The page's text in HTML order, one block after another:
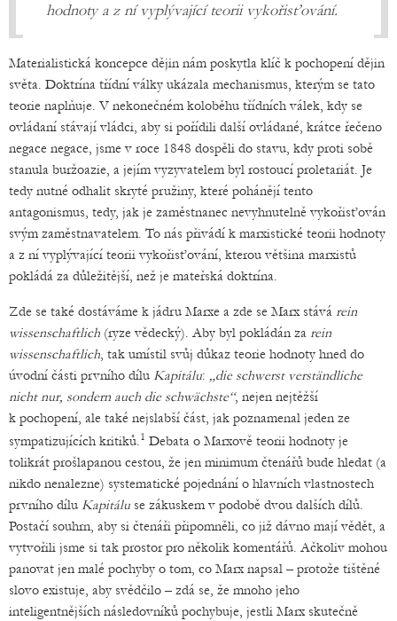
hodnoty a z ní vyplývající teorii vykořisťování.
Materialistická koncepce dějin nám poskytla klíč k pochopení dějin
světa. Doktrína třídní války ukázala mechanismus, kterým se tato
teorie naplňuje. V nekonečném koloběhu třídních válek, kdy se
ovládaní stávají vládci, aby si pořídili další ovládané, krátce řečeno
negace negace, jsme v roce 1848 dospěli do stavu, kdy proti sobě
stanula buržoazie, a jejím vyzyvatelem byl rostoucí proletariát. Je
tedy nutné odhalit skryté pružiny, které pohánějí tento
antagonismus, tedy, jak je zaměstnanec nevyhnutelně vykořisťován
svým zaměstnavatelem. To nás přivádí k marxistické teorii hodnoty
a z ní vyplývající teorii vykořisťování, kterou většina marxistů
pokládá za důležitější, než je mateřská doktrína.
Zde se také dostáváme k jádru Marxe a zde se Marx stává rein
wissenschaftlich (ryze vědecký). Aby byl pokládán za rein
wissenschaftlich, tak umístil svůj důkaz teorie hodnoty hned do
úvodní části prvního dílu Kapitálu: „die schwerst verständliche
nicht nur, sondern auch die schwächste“, nejen nejtěžší
k pochopení, ale také nejslabší část, jak poznamenal jeden ze
sympatizujících kritiků.1 Debata o Marxově teorii hodnoty je
tolikrát prošlapanou cestou, že jen minimum čtenářů bude hledat (a
nikdo nenalezne) systematické pojednání o hlavních vlastnostech
prvního dílu Kapitálu se zákuskem v podobě dvou dalších dílů.
Postačí souhrn, aby si čtenáři připomněli, co již dávno mají vědět, a
vytvořili jsme si tak prostor pro několik komentářů. Ačkoliv mohou
panovat jen malé pochyby o tom, co Marx napsal – protože tištěné
slovo existuje, aby svědčilo – zdá se, že mnoho jeho
inteligentnějších následovníků pochybuje, jestli Marx skutečně